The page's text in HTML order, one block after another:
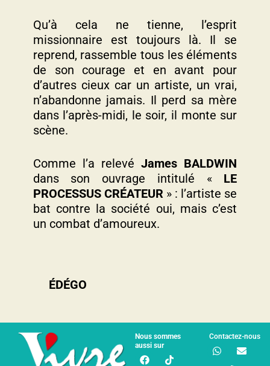
Qu’à cela ne tienne, l’esprit
missionnaire est toujours là. Il se
reprend, rassemble tous les éléments
de son courage et en avant pour
d’autres cieux car un artiste, un vrai,
n’abandonne jamais. Il perd sa mère
dans l’après-midi, le soir, il monte sur
scène.
Comme l’a relevéJames BALDWIN
dans son ouvrage intitulé « LE
PROCESSUS CRÉATEUR» : l’artiste se
bat contre la société oui, mais c’est
un combat d’amoureux.
ÉDÉGO
Nous sommes
aussi sur
Contactez-nous